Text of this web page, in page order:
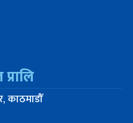
काठमाडौँ